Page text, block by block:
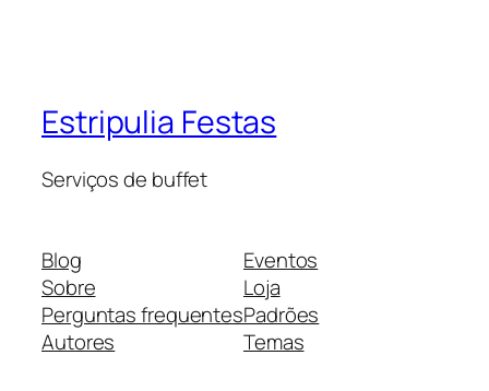
Estripulia Festas
Serviços de buffet
Blog
Sobre
Perguntas frequentes
Autores
Eventos
Loja
Padrões
Temas